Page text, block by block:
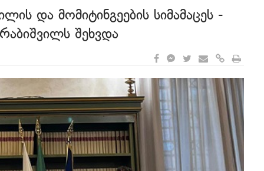
და მომიტინგეების სიმამაცეს -
შეხვდა